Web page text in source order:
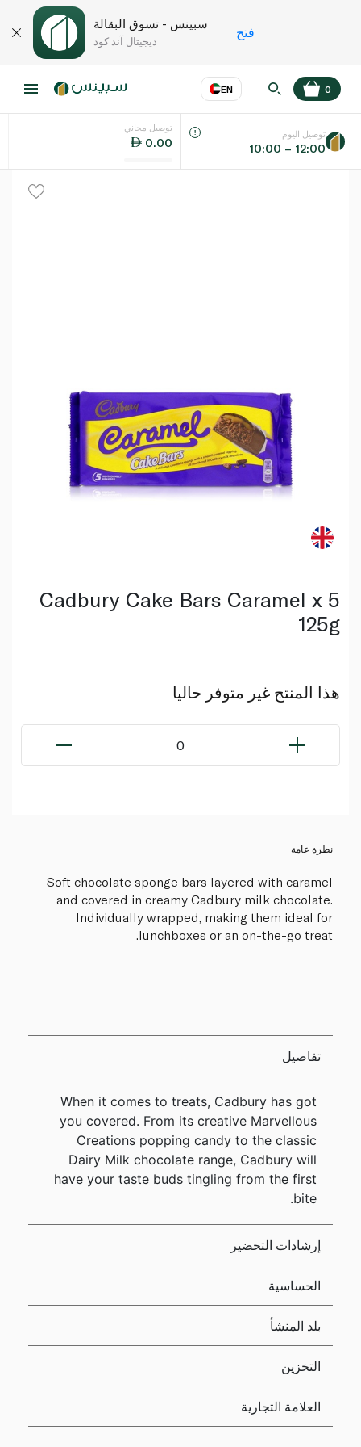
سبينس - تسوق البقالة
ديجيتال آند كود
فتح
EN
اللغة عر
0
توصيل مجاني
0.00
توصيل اليوم
10:00 – 12:00
Cadbury Cake Bars Caramel x 5
125g
هذا المنتج غير متوفر حاليا
0
نظرة عامة
Soft chocolate sponge bars layered with caramel
and covered in creamy Cadbury milk chocolate.
Individually wrapped, making them ideal for
lunchboxes or an on-the-go treat.
تفاصيل
When it comes to treats, Cadbury has got
you covered. From its creative Marvellous
Creations popping candy to the classic
Dairy Milk chocolate range, Cadbury will
have your taste buds tingling from the first
bite.
إرشادات التحضير
الحساسية
بلد المنشأ
التخزين
العلامة التجارية